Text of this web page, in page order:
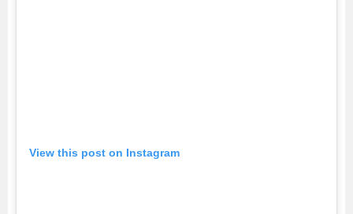
View this post on Instagram